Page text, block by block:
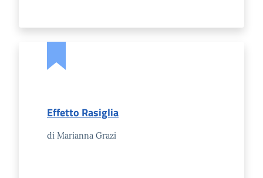
Effetto Rasiglia
di Marianna Grazi